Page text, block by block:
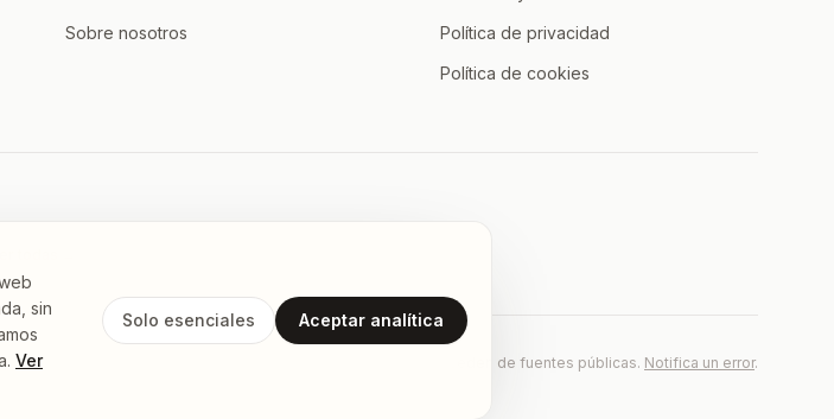
Sobre nosotros
Política de privacidad
Política de cookies
Los datos proceden de fuentes públicas. Notifica un error.
sin
Ver
Solo esenciales Aceptar analítica